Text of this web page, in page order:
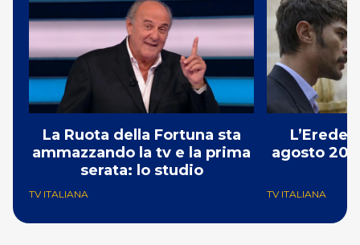
La Ruota della Fortuna sta
ammazzando la tv e la prima
serata: lo studio
TV ITALIANA
agosto
TV ITALIANA